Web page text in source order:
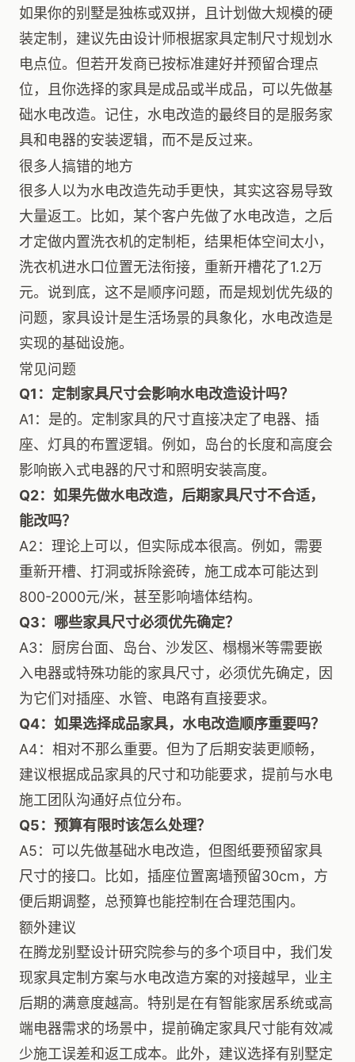
如果你的别墅是独栋或双拼，且计划做大规模的硬
装定制，建议先由设计师根据家具定制尺寸规划水
电点位。但若开发商已按标准建好并预留合理点
位，且你选择的家具是成品或半成品，可以先做基
础水电改造。记住，水电改造的最终目的是服务家
具和电器的安装逻辑，而不是反过来。
很多人搞错的地方
很多人以为水电改造先动手更快，其实这容易导致
大量返工。比如，某个客户先做了水电改造，之后
才定做内置洗衣机的定制柜，结果柜体空间太小，
洗衣机进水口位置无法衔接，重新开槽花了1.2万
元。说到底，这不是顺序问题，而是规划优先级的
问题，家具设计是生活场景的具象化，水电改造是
实现的基础设施。
常见问题
Q1：定制家具尺寸会影响水电改造设计吗？
A1：是的。定制家具的尺寸直接决定了电器、插
座、灯具的布置逻辑。例如，岛台的长度和高度会
影响嵌入式电器的尺寸和照明安装高度。
Q2：如果先做水电改造，后期家具尺寸不合适，
能改吗？
A2：理论上可以，但实际成本很高。例如，需要
重新开槽、打洞或拆除瓷砖，施工成本可能达到
800-2000元/米，甚至影响墙体结构。
Q3：哪些家具尺寸必须优先确定？
A3：厨房台面、岛台、沙发区、榻榻米等需要嵌
入电器或特殊功能的家具尺寸，必须优先确定，因
为它们对插座、水管、电路有直接要求。
Q4：如果选择成品家具，水电改造顺序重要吗？
A4：相对不那么重要。但为了后期安装更顺畅，
建议根据成品家具的尺寸和功能要求，提前与水电
施工团队沟通好点位分布。
Q5：预算有限时该怎么处理？
A5：可以先做基础水电改造，但图纸要预留家具
尺寸的接口。比如，插座位置离墙预留30cm，方
便后期调整，总预算也能控制在合理范围内。
额外建议
在腾龙别墅设计研究院参与的多个项目中，我们发
现家具定制方案与水电改造方案的对接越早，业主
后期的满意度越高。特别是在有智能家居系统或高
端电器需求的场景中，提前确定家具尺寸能有效减
少施工误差和返工成本。此外，建议选择有别墅定